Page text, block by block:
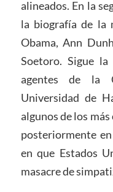
alineados. En la
la biografía de la
Obama, Ann
Soetoro. Sigue
agentes de la
Universidad de
algunos de los
posteriormente
en que Estados
masacre de